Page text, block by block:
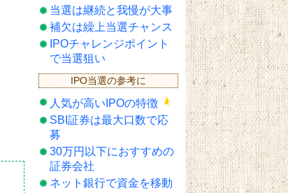
当選は継続と我慢が大事
補欠は繰上当選チャンス
IPOチャレンジポイント
で当選狙い
IPO当選の参考に
人気が高いIPOの特徴
SBI証券は最大口数で応
募
30万円以下におすすめの
証券会社
ネット銀行で資金を移動